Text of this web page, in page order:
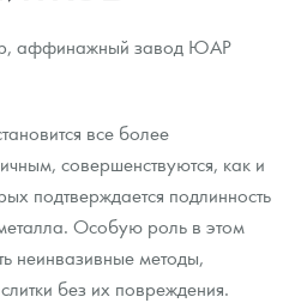
глубин"
из драгметаллов
аффинажный завод ЮАР
все более
совершенствуются, как и
подтверждается подлинность
Особую роль в этом
неинвазивные методы,
без их повреждения.